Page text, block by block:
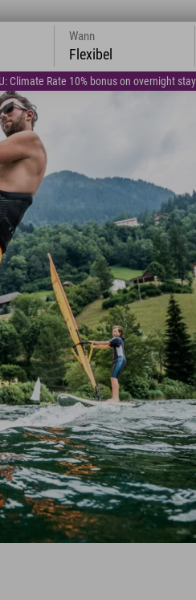
Climate Rate 10% bonus on overnight
Wann
Flexibel